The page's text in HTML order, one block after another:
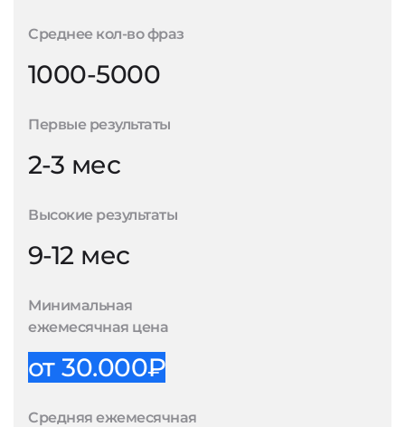
Среднее кол-во фраз
1000-5000
Первые результаты
2-3 мес
Высокие результаты
9-12 мес
Минимальная
ежемесячная цена
от 30.000₽
Средняя ежемесячная